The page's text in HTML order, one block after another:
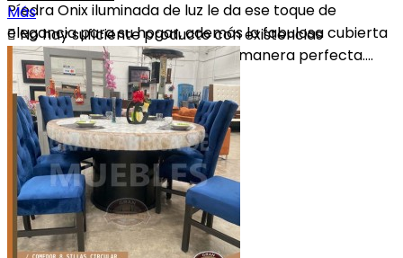
Píedra Onix iluminada de luz le da ese toque de
elegancia para su hogar, además la fabulosa cubierta
de cristal templado combina de manera perfecta....
Más
No hay suficiente producto con existencias